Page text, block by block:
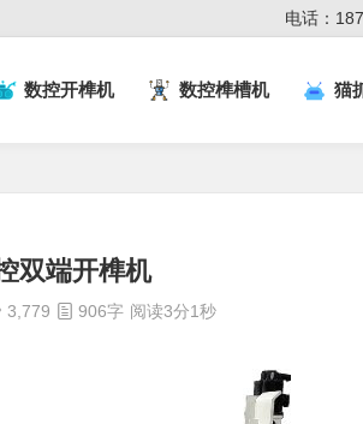
电话：
数控开榫机 数控榫槽机 猫
双端开榫机
3,779 906字 阅读3分1秒